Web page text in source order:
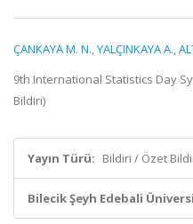
ÇANKAYA M. N.,YALÇINKAYA A.,
9th International Statistics Day
Bildiri)
Yayın Türü: Bildiri / Özet
Bilecik Şeyh Edebali